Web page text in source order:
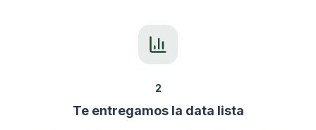
2
Te entregamos la data lista